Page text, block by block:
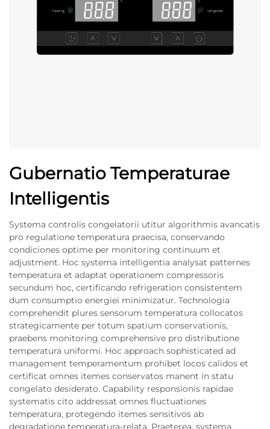
Gubernatio Temperaturae
Intelligentis
Systema controlis congelatorii utitur algorithmis avancatis
pro regulatione temperatura praecisa, conservando
condiciones optime per monitoring continuum et
adjustment. Hoc systema intelligentia analysat patternes
temperatura et adaptat operationem compressoris
secundum hoc, certificando refrigeration consistentem
dum consumptio energiei minimizatur. Technologia
comprehendit plures sensorum temperatura collocatos
strategicamente per totum spatium conservationis,
praebens monitoring comprehensive pro distributione
temperatura uniformi. Hoc approach sophisticated ad
management temperamentum prohibet locos calidos et
certificat omnes itemes conservatos manent in statu
congelato desiderato. Capability responsionis rapidae
systematis cito addressat omnes fluctuationes
temperatura, protegendo itemes sensitivos ab
degradatione temperatura-relata. Praeterea, systema